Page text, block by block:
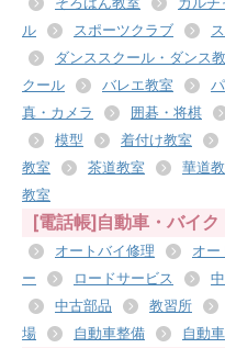
ル
スポーツクラブ
ダンススクール・ダンス
クール
バレエ教室
真・カメラ
囲碁・将棋
模型
着付け教室
教室
茶道教室 華道
教室
[電話帳]自動車・バイク
オートバイ修理 オー
ー
ロードサービス
中古部品
教習所
場
自動車整備 自動